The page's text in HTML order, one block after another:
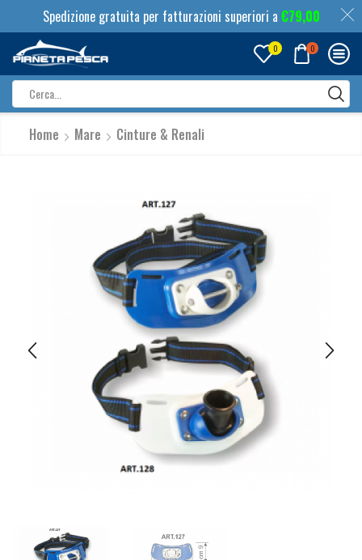
Spedizione gratuita per fatturazioni superiori a €79,00
0 0
input
Home Mare Cinture & Renali